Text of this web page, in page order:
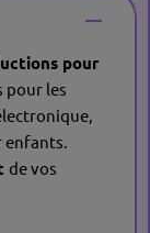
pour
pour les
enfants.
de vos